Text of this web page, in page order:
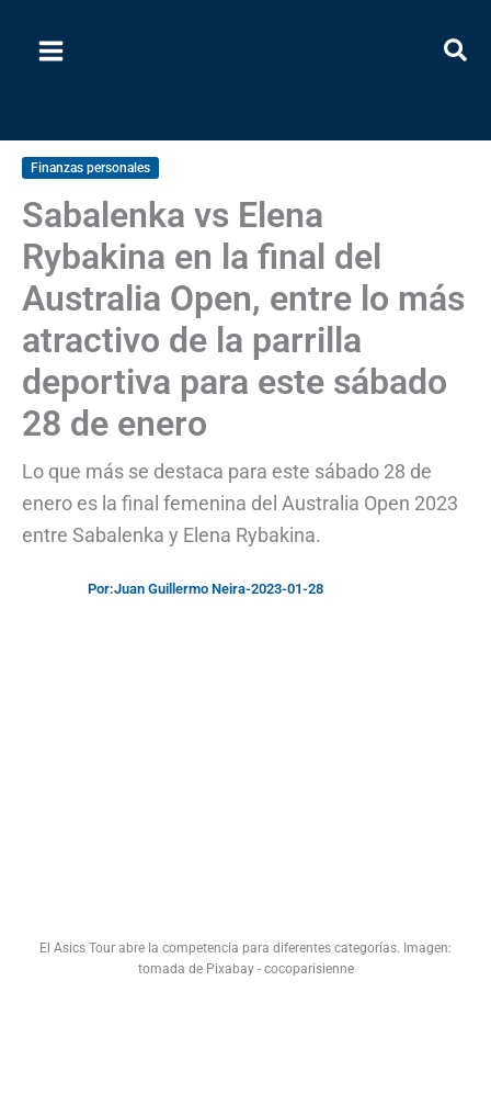
Finanzas personales
Sabalenka vs Elena
Rybakina en la final del
Australia Open, entre lo más
atractivo de la parrilla
deportiva para este sábado
28 de enero
Lo que más se destaca para este sábado 28 de
enero es la final femenina del Australia Open 2023
entre Sabalenka y Elena Rybakina.
Por:Juan Guillermo Neira-2023-01-28
El Asics Tour abre la competencia para diferentes categorías. Imagen:
tomada de Pixabay - cocoparisienne